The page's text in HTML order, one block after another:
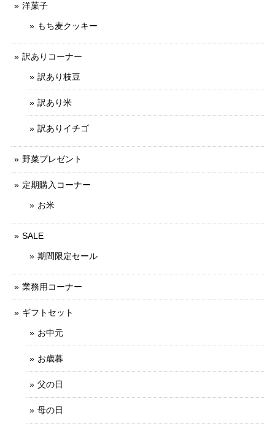
洋菓子
もち麦クッキー
訳ありコーナー
訳あり枝豆
訳あり米
訳ありイチゴ
野菜プレゼント
定期購入コーナー
お米
SALE
期間限定セール
業務用コーナー
ギフトセット
お中元
お歳暮
父の日
母の日